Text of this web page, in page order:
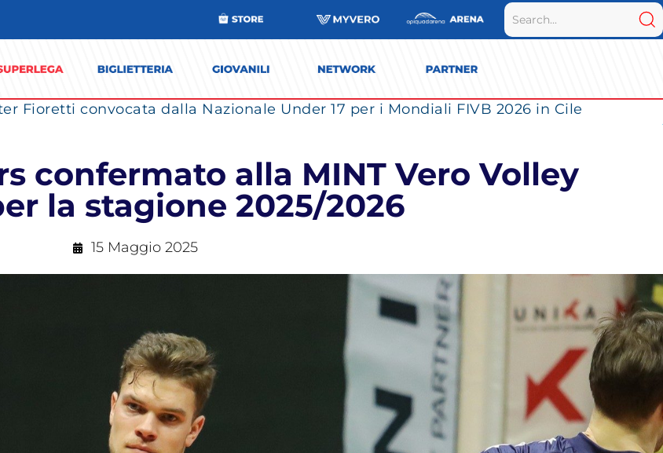
Fioretti convocata dalla Nazionale Under 17 per i Mondiali FIVB 2026 in Cile
confermato alla MINT Vero Volley
la stagione 2025/2026
15 Maggio 2025